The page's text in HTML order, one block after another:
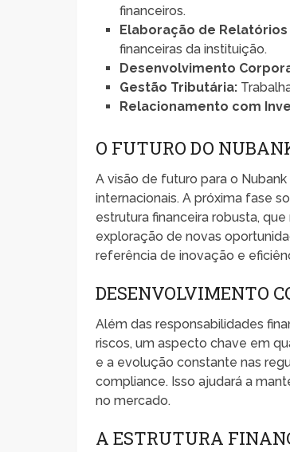
financeiros.
Elaboração de Relatórios
financeiras da instituição.
Desenvolvimento
Gestão Tributária:
Relacionamento com
O FUTURO DO
A visão de futuro para o
internacionais. A próxima fase
estrutura financeira robusta,
exploração de novas
referência de inovação e
DESENVOLVIMENTO
Além das responsabilidades
riscos, um aspecto chave em
e a evolução constante nas
compliance. Isso ajudará a
no mercado.
A ESTRUTURA